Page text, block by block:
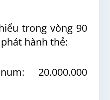
trong vòng 90
hành thẻ:
20.000.000